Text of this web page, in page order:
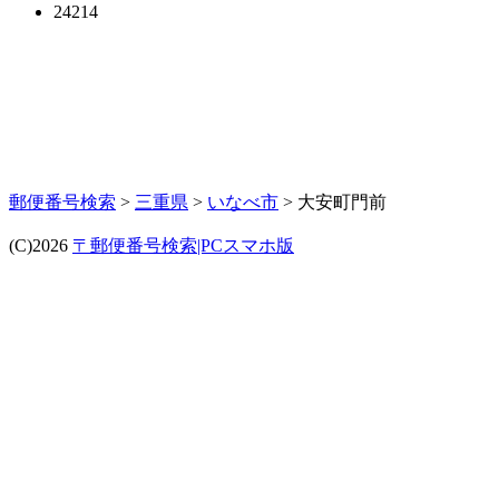
24214
郵便番号検索 > 三重県 > いなべ市 > 大安町門前
(C)2026 〒郵便番号検索|PCスマホ版